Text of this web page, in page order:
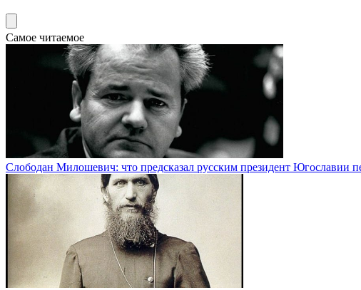
Самое читаемое
Слободан Милошевич: что предсказал русским президент Югославии